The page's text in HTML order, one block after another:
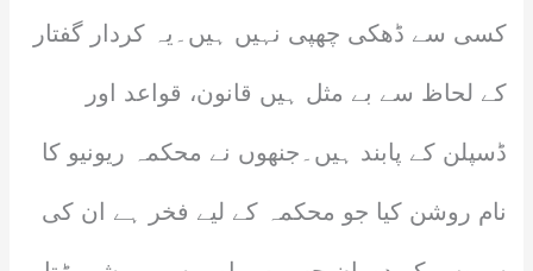
کسی سے ڈھکی چھپی نہیں ہیں۔یہ کردار گفتار
کے لحاظ سے بے مثل ہیں قانون، قواعد اور
ڈسپلن کے پابند ہیں۔جنھوں نے محکمہ ریونیو کا
نام روشن کیا جو محکمہ کے لیے فخر ہے ان کی